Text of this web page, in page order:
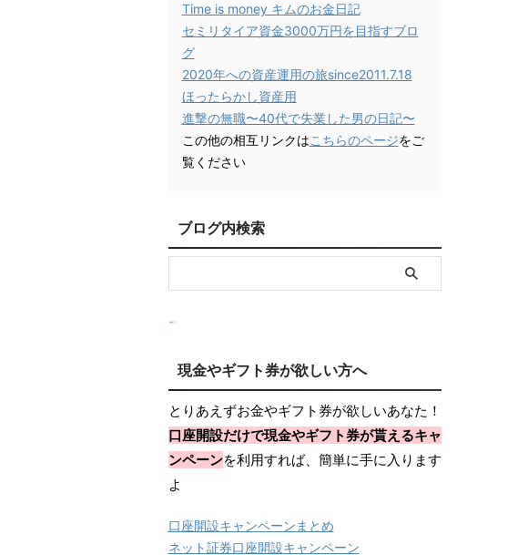
Time is money キムのお金日記
セミリタイア資金3000万円を目指すブロ
グ
2020年への資産運用の旅since2011.7.18
ほったらかし資産用
進撃の無職〜40代で失業した男の日記〜
この他の相互リンクはこちらのページをご
覧ください
ブログ内検索
現金やギフト券が欲しい方へ
とりあえずお金やギフト券が欲しいあなた！
口座開設だけで現金やギフト券が貰えるキャ
ンペーンを利用すれば、簡単に手に入ります
よ
口座開設キャンペーンまとめ
ネット証券口座開設キャンペーン